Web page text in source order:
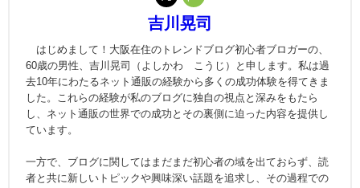
吉川晃司
はじめまして！大阪在住のトレンドブログ初心者ブロガーの、
60歳の男性、吉川晃司（よしかわ こうじ）と申します。私は過
去10年にわたるネット通販の経験から多くの成功体験を得てきま
した。これらの経験が私のブログに独自の視点と深みをもたら
し、ネット通販の世界での成功とその裏側に迫った内容を提供し
ています。
一方で、ブログに関してはまだまだ初心者の域を出ておらず、読
者と共に新しいトピックや興味深い話題を追求し、その過程での